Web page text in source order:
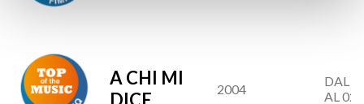
A CHI MI
DICE
2004
DAL
AL